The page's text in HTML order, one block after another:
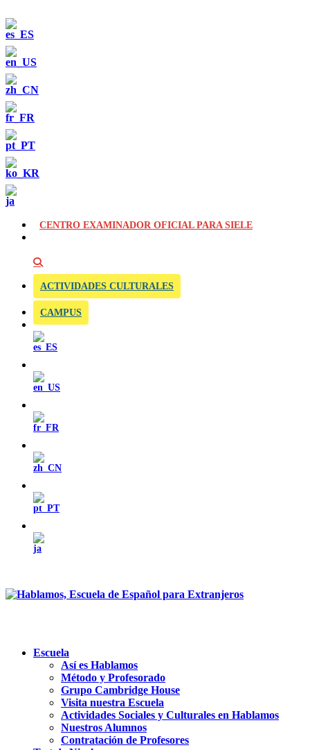
CENTRO EXAMINADOR OFICIAL PARA SIELE
ACTIVIDADES CULTURALES
CAMPUS
Escuela
Así es Hablamos
Método y Profesorado
Grupo Cambridge House
Visita nuestra Escuela
Actividades Sociales y Culturales en Hablamos
Nuestros Alumnos
Contratación de Profesores